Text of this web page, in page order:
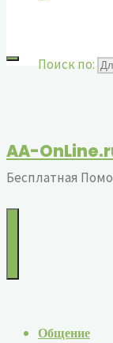
Поиск по:
AA-
Бесплатная
Общение